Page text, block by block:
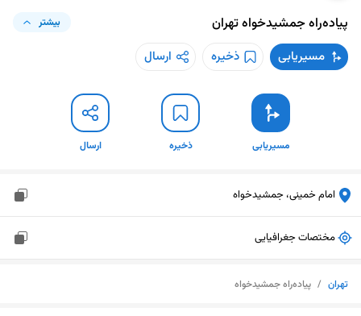
پیاده‌راه جمشیدخواهتهران بیشتر
مسیریابی ذخیره ارسال
مسیریابی ذخیره ارسال
امام خمینی، جمشیدخواه
مختصات جغرافیایی
تهران / پیاده‌راه جمشیدخواه